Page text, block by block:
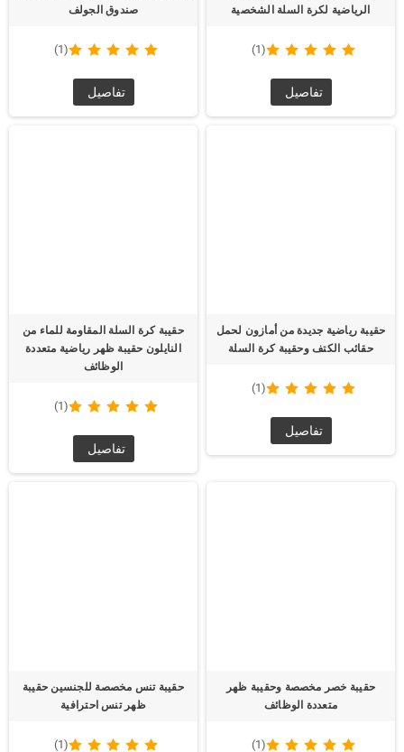
الرياضية لكرة السلة الشخصية
(1)
تفاصيل
صندوق الجولف
(1)
تفاصيل
حقيبة رياضية جديدة من أمازون لحمل
حقائب الكتف وحقيبة كرة السلة
(1)
تفاصيل
حقيبة كرة السلة المقاومة للماء من
النايلون حقيبة ظهر رياضية متعددة
الوظائف
(1)
تفاصيل
حقيبة خصر مخصصة وحقيبة ظهر
متعددة الوظائف
(1)
حقيبة تنس مخصصة للجنسين حقيبة
ظهر تنس احترافية
(1)